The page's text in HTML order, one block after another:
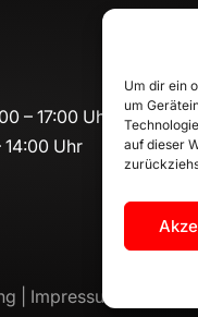
Um dir ein
um
auf dieser
– 17:00 Uhr
14:00 Uhr
| Impressum